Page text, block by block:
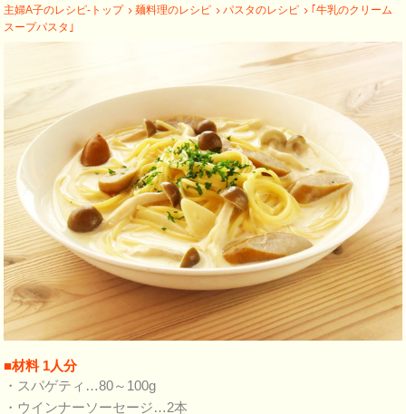
主婦A子のレシピ-トップ 麺料理のレシピ パスタのレシピ
｢牛乳のクリーム
スープパスタ｣
■材料 1人分
・スパゲティ…80～100g
・ウインナーソーセージ…2本